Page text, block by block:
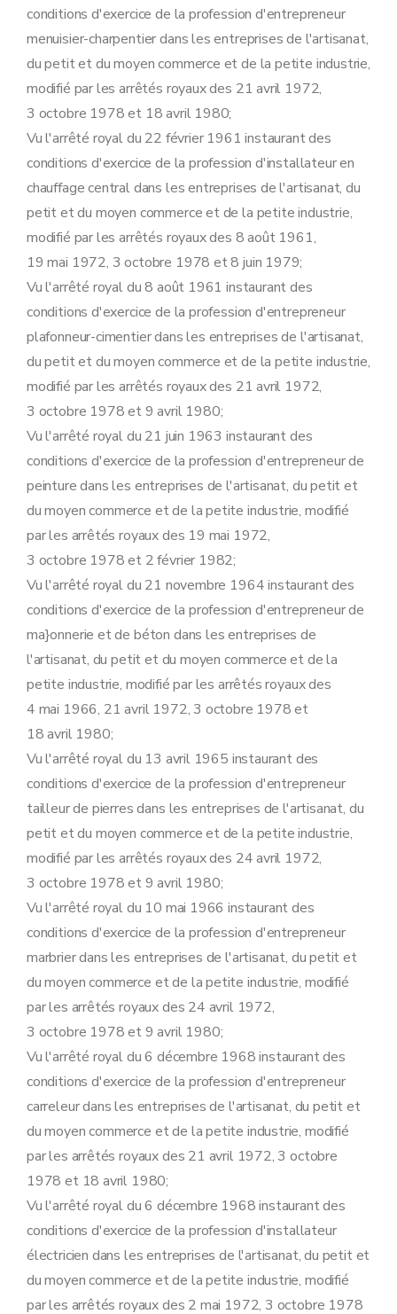
Art. 24
Chapitre VII Les activités d'installation de chauffage central, de climatisation, de gaz et de sanitaire.
Art. 25
Art. 26
Art. 27
Chapitre VIII
Les activités électrotechniques.
Art. 28
Art. 29
Art. 30
Chapitre IX Les activités de l'entreprise générale.
Art. 31
Art. 32
Art. 33
Titre III DISPOSITIONS ABROGATOIRES.
Art. 34
Titre IV MESURES TRANSITOIRES.
Art. 35
Art. 35bis
Art. 37
conditions d'exercice de la profession d'entrepreneur
menuisier-charpentier dans les entreprises de l'artisanat,
du petit et du moyen commerce et de la petite industrie,
modifié par les arrêtés royaux des 21 avril 1972,
3 octobre 1978 et 18 avril 1980;
Vu l'arrêté royal du 22 février 1961 instaurant des
conditions d'exercice de la profession d'installateur en
chauffage central dans les entreprises de l'artisanat, du
petit et du moyen commerce et de la petite industrie,
modifié par les arrêtés royaux des 8 août 1961,
19 mai 1972, 3 octobre 1978 et 8 juin 1979;
Vu l'arrêté royal du 8 août 1961 instaurant des
conditions d'exercice de la profession d'entrepreneur
plafonneur-cimentier dans les entreprises de l'artisanat,
du petit et du moyen commerce et de la petite industrie,
modifié par les arrêtés royaux des 21 avril 1972,
3 octobre 1978 et 9 avril 1980;
Vu l'arrêté royal du 21 juin 1963 instaurant des
conditions d'exercice de la profession d'entrepreneur de
peinture dans les entreprises de l'artisanat, du petit et
du moyen commerce et de la petite industrie, modifié
par les arrêtés royaux des 19 mai 1972,
3 octobre 1978 et 2 février 1982;
Vu l'arrêté royal du 21 novembre 1964 instaurant des
conditions d'exercice de la profession d'entrepreneur de
ma}onnerie et de béton dans les entreprises de
l'artisanat, du petit et du moyen commerce et de la
petite industrie, modifié par les arrêtés royaux des
4 mai 1966, 21 avril 1972, 3 octobre 1978 et
18 avril 1980;
Vu l'arrêté royal du 13 avril 1965 instaurant des
conditions d'exercice de la profession d'entrepreneur
tailleur de pierres dans les entreprises de l'artisanat, du
petit et du moyen commerce et de la petite industrie,
modifié par les arrêtés royaux des 24 avril 1972,
3 octobre 1978 et 9 avril 1980;
Vu l'arrêté royal du 10 mai 1966 instaurant des
conditions d'exercice de la profession d'entrepreneur
marbrier dans les entreprises de l'artisanat, du petit et
du moyen commerce et de la petite industrie, modifié
par les arrêtés royaux des 24 avril 1972,
3 octobre 1978 et 9 avril 1980;
Vu l'arrêté royal du 6 décembre 1968 instaurant des
conditions d'exercice de la profession d'entrepreneur
carreleur dans les entreprises de l'artisanat, du petit et
du moyen commerce et de la petite industrie, modifié
par les arrêtés royaux des 21 avril 1972, 3 octobre
1978 et 18 avril 1980;
Vu l'arrêté royal du 6 décembre 1968 instaurant des
conditions d'exercice de la profession d'installateur
électricien dans les entreprises de l'artisanat, du petit et
du moyen commerce et de la petite industrie, modifié
par les arrêtés royaux des 2 mai 1972, 3 octobre 1978